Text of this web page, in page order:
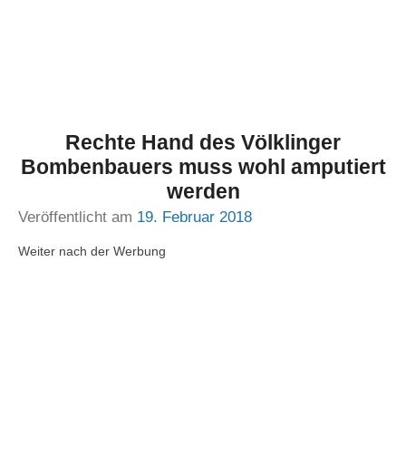
Rechte Hand des Völklinger
Bombenbauers muss wohl amputiert
werden
Veröffentlicht am 19. Februar 2018
Weiter nach der Werbung